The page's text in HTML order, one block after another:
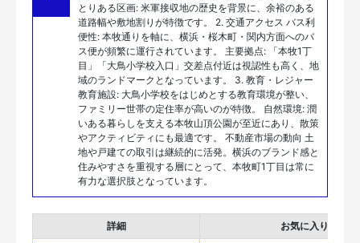
とりある区画: 米軍接収地の歴史を背景に、余裕のある
道路幅や敷地割りが特徴です。 2. 交通アクセス バス利
便性: 本牧通りを軸に、横浜・桜木町・関内方面へのバ
ス便が頻繁に運行されています。 主要拠点: 「本牧1丁
目」「大鳥小学校入口」交差点付近は視認性も高く、地
域のランドマークとなっています。 3. 教育・レジャー
教育施設: 大鳥小学校をはじめとする教育環境が整い、
ファミリー世帯の定住率が高いのが特徴。 自然環境: 潤
いある暮らしを支える本牧山頂公園が至近にあり、散策
やアクティビティにも最適です。 不動産市場の動向 土
地や戸建ての取引は継続的に活発。横浜のブランド感と
住みやすさを重視する層にとって、本牧町1丁目は常に
有力な選択肢となっています。
詳細 お気に入り